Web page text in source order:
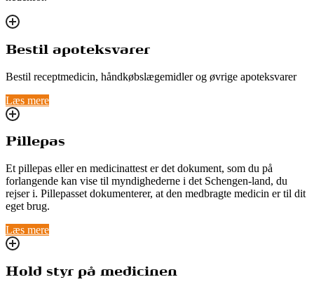
Bestil apoteksvarer
Bestil receptmedicin, håndkøbslægemidler og øvrige apoteksvarer
Læs mere
Pillepas
Et pillepas eller en medicinattest er det dokument, som du på
forlangende kan vise til myndighederne i det Schengen-land, du
rejser i. Pillepasset dokumenterer, at den medbragte medicin er til dit
eget brug.
Læs mere
Hold styr på medicinen